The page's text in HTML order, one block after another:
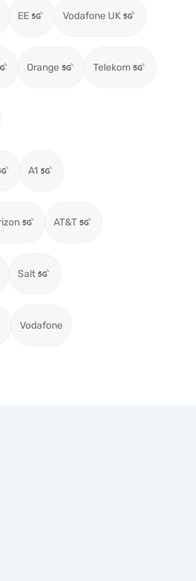
EE Vodafone UK
Orange Telekom
A1
AT&T
Salt
Vodafone